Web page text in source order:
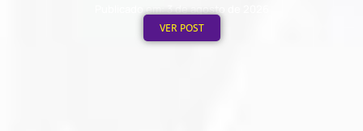
Publicado em: 3 de agosto de 2026
VER POST